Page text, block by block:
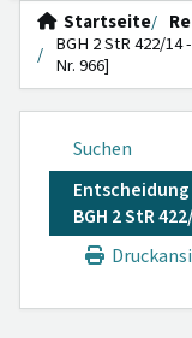
Startseite
BGH 2 StR 422/14
Nr. 966]
Suchen
Entscheidung
BGH 2 StR